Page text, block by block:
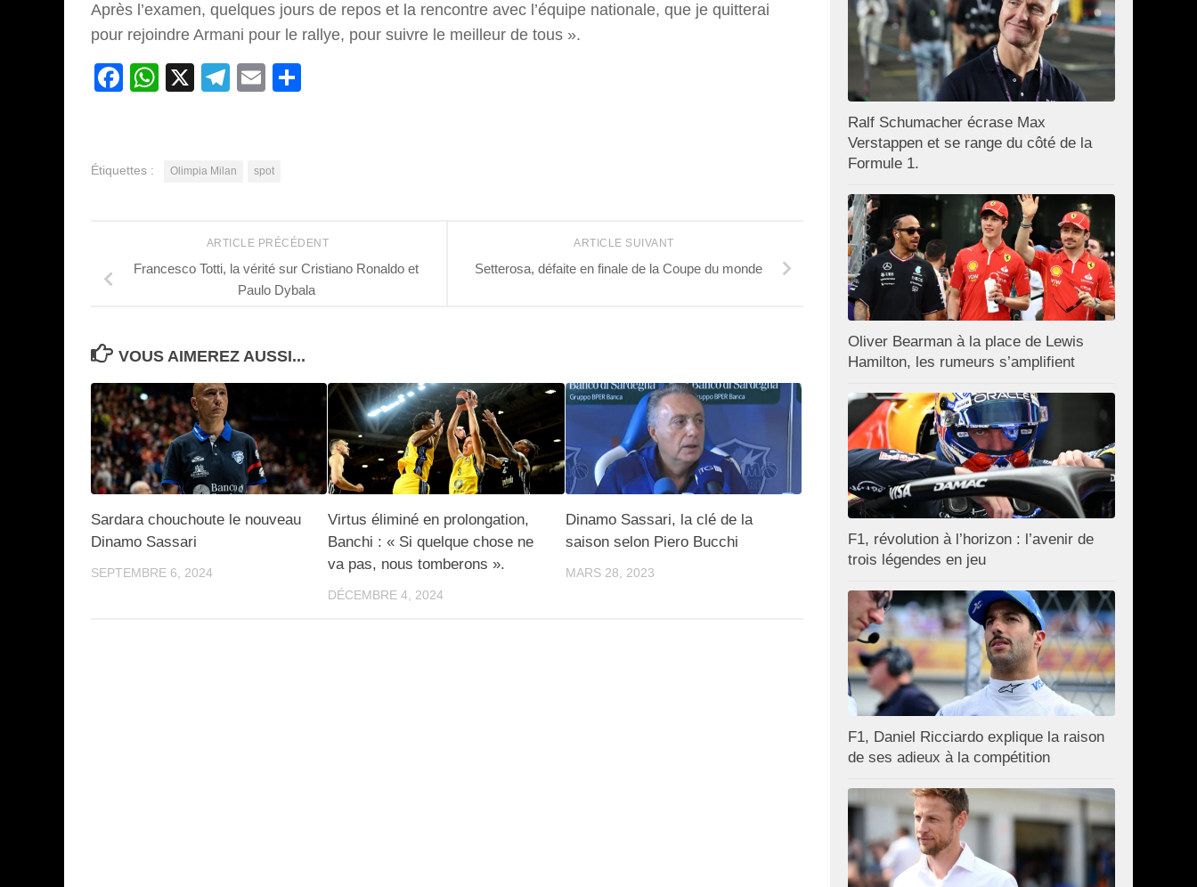
Après l’examen, quelques jours de repos et la rencontre avec l’équipe nationale, que je quitterai
pour rejoindre Armani pour le rallye, pour suivre le meilleur de tous ».
Facebook
WhatsApp
X Telegram
Email
Étiquettes : Olimpia Milan spot
ARTICLE SUIVANT
Setterosa, défaite en finale de la Coupe du monde
ARTICLE PRÉCÉDENT
Francesco Totti, la vérité sur Cristiano Ronaldo et
Paulo Dybala
VOUS AIMEREZ AUSSI...
Sardara chouchoute le nouveau
Dinamo Sassari
SEPTEMBRE 6, 2024
Virtus éliminé en prolongation,
Banchi : « Si quelque chose ne
va pas, nous tomberons ».
DÉCEMBRE 4, 2024
Dinamo Sassari, la clé de la
saison selon Piero Bucchi
MARS 28, 2023
Ralf Schumacher écrase Max
Verstappen et se range du côté de la
Formule 1.
Oliver Bearman à la place de Lewis
Hamilton, les rumeurs s’amplifient
F1, révolution à l’horizon : l’avenir de
trois légendes en jeu
F1, Daniel Ricciardo explique la raison
de ses adieux à la compétition